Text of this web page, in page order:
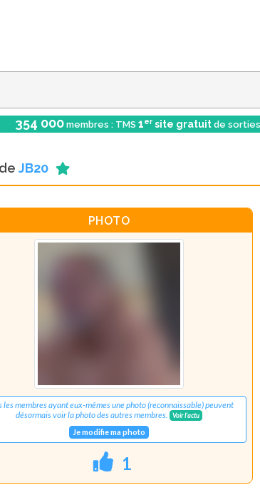
354 000 membres : TMS 1er site gratuit de
JB20
PHOTO
les membres ayant eux-mêmes une photo (reconnaissable) peuvent
désormais voir la photo des autres membres.
Voir l'actu
Je modifie ma photo
1